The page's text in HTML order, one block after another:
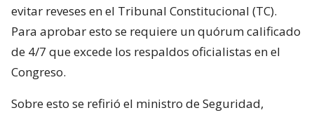
evitar reveses en el Tribunal Constitucional (TC).
Para aprobar esto se requiere un quórum calificado
de 4/7 que excede los respaldos oficialistas en el
Congreso.
Sobre esto se refirió el ministro de Seguridad,